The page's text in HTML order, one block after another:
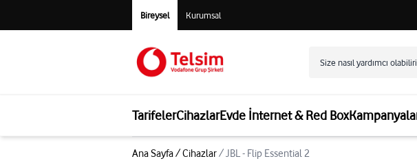
Bireysel Kurumsal
TarifelerCihazlarEvde İnternet & Red Box
Ana Sayfa/Cihazlar/JBL - Flip Essential 2